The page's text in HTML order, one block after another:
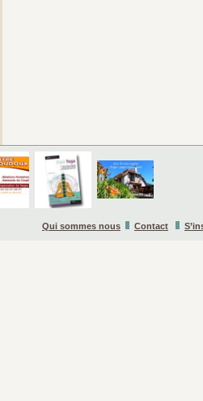
Qui sommes nous Contact